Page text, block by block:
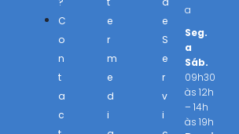
C
o
n
t
a
c
e
r
m
e
d
i
e
S
e
r
v
i
a
Seg.
a
Sáb.
09h30
às 12h
– 14h
às 19h